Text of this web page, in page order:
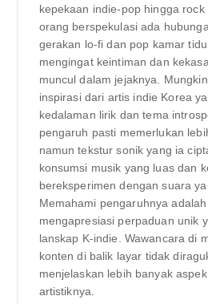
kepekaan indie-pop hingga
orang berspekulasi ada
gerakan lo-fi dan pop kamar
mengingat keintiman dan
muncul dalam jejaknya.
inspirasi dari artis indie Korea
kedalaman lirik dan tema
pengaruh pasti memerlukan
namun tekstur sonik yang ia
konsumsi musik yang luas dan
bereksperimen dengan suara
Memahami pengaruhnya
mengapresiasi perpaduan unik
lanskap K-indie. Wawancara di
konten di balik layar tidak
menjelaskan lebih banyak
artistiknya.